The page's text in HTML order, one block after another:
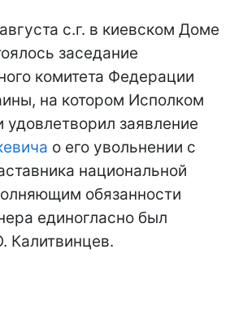
с.г. в киевском Доме
заседание
комитета Федерации
на котором Исполком
удовлетворил заявление
о его увольнении с
национальной
обязанности
единогласно был
Калитвинцев.